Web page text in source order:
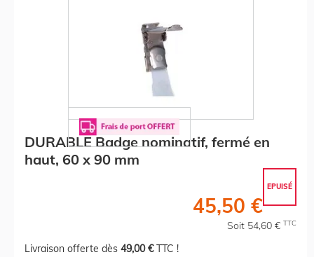
DURABLE Badge nominatif, fermé en
haut, 60 x 90 mm
EPUISÉ
45,50 €
Soit 54,60 € TTC
Livraison offerte dès 49,00 €TTC !